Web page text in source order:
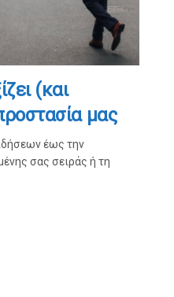
(και
μας
έως την
σας σειράς ή τη